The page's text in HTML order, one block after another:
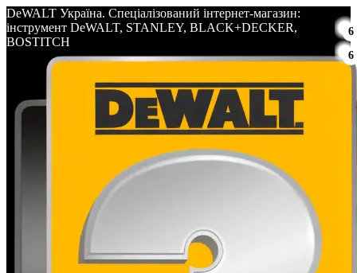
DeWALT Україна. Спеціалізований інтернет-магазин:
інструмент DeWALT, STANLEY, BLACK+DECKER,
BOSTITCH
6
6